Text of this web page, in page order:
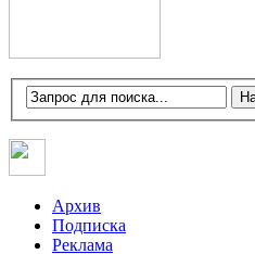
Архив
Подписка
Реклама